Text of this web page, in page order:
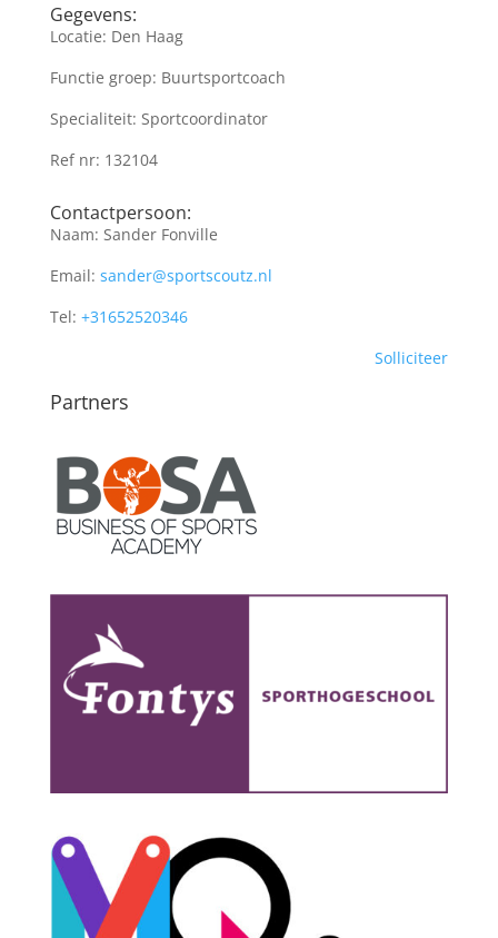
Gegevens:
Locatie: Den Haag
Functie groep: Buurtsportcoach
Specialiteit: Sportcoordinator
Ref nr: 132104
Contactpersoon:
Naam: Sander Fonville
Email: sander@sportscoutz.nl
Tel: +31652520346
Solliciteer
Partners